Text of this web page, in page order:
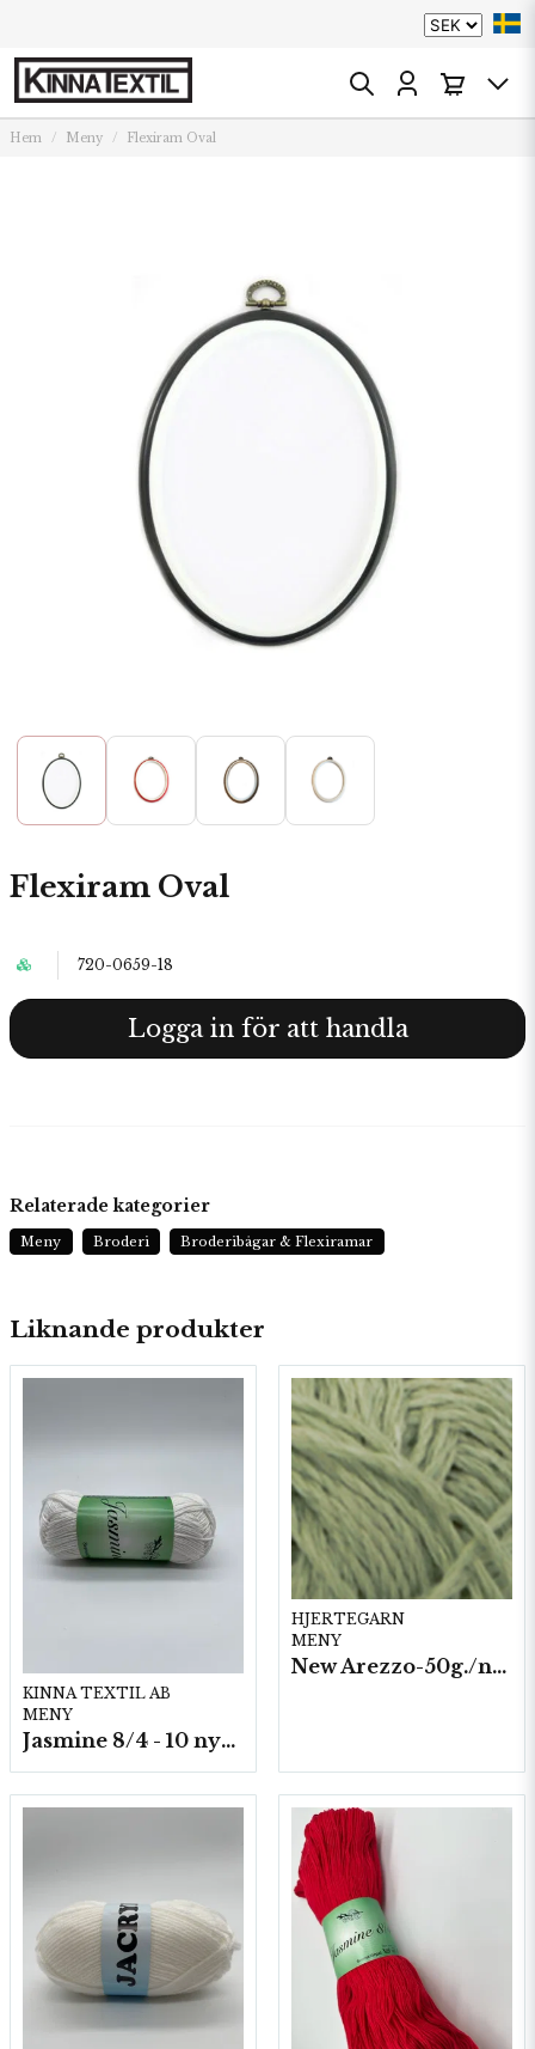
Hem Meny Flexiram Oval
Flexiram Oval
720-0659-18
Logga in för att handla
Liknande produkter
KINNA TEXTIL AB
MENY
Jasmine 8/4 - 10 nystan a50g./fp.
HJERTEGARN
MENY
New Arezzo-50g./nyst. 10 st/fp.
Relaterade kategorier
Meny Broderi Broderibågar & Flexiramar